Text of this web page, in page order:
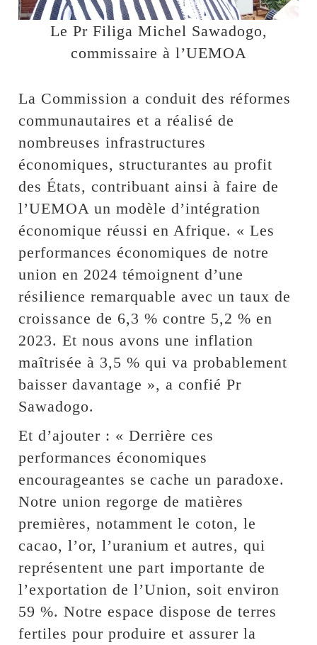
Le Pr Filiga Michel Sawadogo,
commissaire à l’UEMOA
La Commission a conduit des réformes
communautaires et a réalisé de
nombreuses infrastructures
économiques, structurantes au profit
des États, contribuant ainsi à faire de
l’UEMOA un modèle d’intégration
économique réussi en Afrique. « Les
performances économiques de notre
union en 2024 témoignent d’une
résilience remarquable avec un taux de
croissance de 6,3 % contre 5,2 % en
2023. Et nous avons une inflation
maîtrisée à 3,5 % qui va probablement
baisser davantage », a confié Pr
Sawadogo.
Et d’ajouter : « Derrière ces
performances économiques
encourageantes se cache un paradoxe.
Notre union regorge de matières
premières, notamment le coton, le
cacao, l’or, l’uranium et autres, qui
représentent une part importante de
l’exportation de l’Union, soit environ
59 %. Notre espace dispose de terres
fertiles pour produire et assurer la